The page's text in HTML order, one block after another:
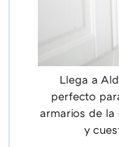
Llega a
perfecto
armarios de la
y